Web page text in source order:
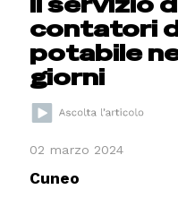
contatori
potabile
giorni
02 marzo 2024
Cuneo